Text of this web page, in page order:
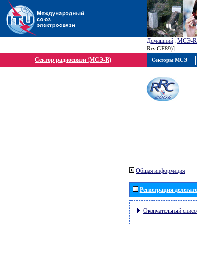
Домашний : МСЭ-R
Rev.GE89)]
Сектор радиосвязи (МСЭ-R)
Общая информация
Регистрация
Окончательный
Секторы МСЭ